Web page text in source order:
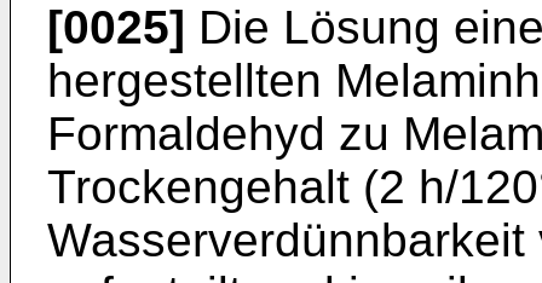
[0025] Die Lösung
hergestellten
Formaldehyd zu
Trockengehalt (2 h/